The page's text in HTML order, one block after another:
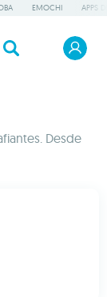
EMOCHI APPS
Desde